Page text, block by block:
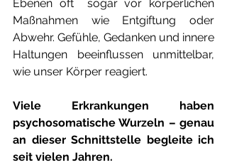
Ebenen oft  sogar vor körperlichen
Maßnahmen wie Entgiftung oder
Abwehr. Gefühle, Gedanken und innere
Haltungen beeinflussen unmittelbar,
wie unser Körper reagiert.
Viele Erkrankungen haben
psychosomatische Wurzeln – genau
an dieser Schnittstelle begleite ich
seit vielen Jahren.